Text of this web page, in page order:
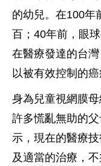
的幼兒。在100年
百；40年前，眼
在醫療發達的台
以被有效控制的癌
身為兒童視網膜
許多慌亂無助的
示，現在的醫療
及適當的治療，